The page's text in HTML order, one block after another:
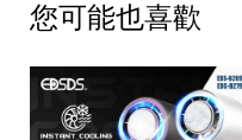
您可能也喜歡